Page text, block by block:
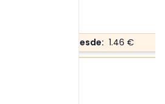
Precio desde: 1.46 €